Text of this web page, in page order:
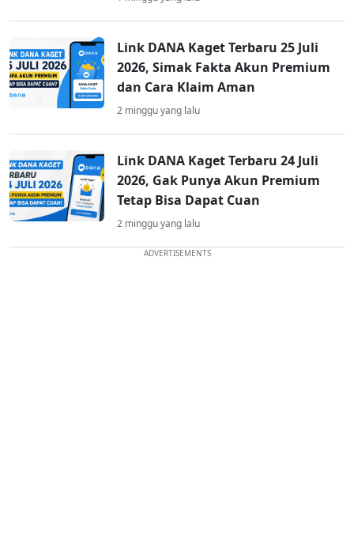
Link DANA Kaget Terbaru 25 Juli
2026, Simak Fakta Akun Premium
dan Cara Klaim Aman
2 minggu yang lalu
Link DANA Kaget Terbaru 24 Juli
2026, Gak Punya Akun Premium
Tetap Bisa Dapat Cuan
2 minggu yang lalu
ADVERTISEMENTS